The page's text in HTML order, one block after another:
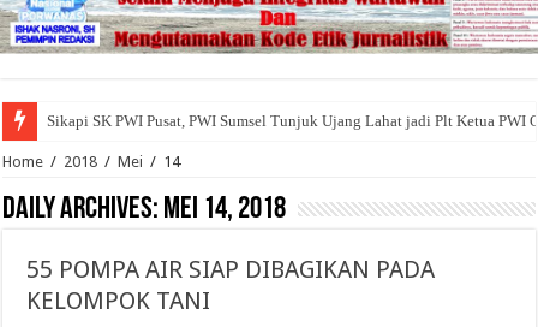
Sikapi SK PWI Pusat, PWI Sumsel Tunjuk Ujang Lahat jadi Plt Ketua PWI
Home / 2018 / Mei / 14
Daily Archives: Mei 14, 2018
55 POMPA AIR SIAP DIBAGIKAN PADA
KELOMPOK TANI